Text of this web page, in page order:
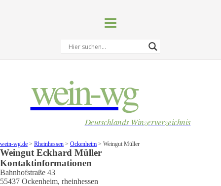
wein-wg
Deutschlands Winzerverzeichnis
wein-wg.de > Rheinhessen > Ockenheim > Weingut Müller
Weingut Eckhard Müller
Kontaktinformationen
Bahnhofstraße 43
55437 Ockenheim, rheinhessen